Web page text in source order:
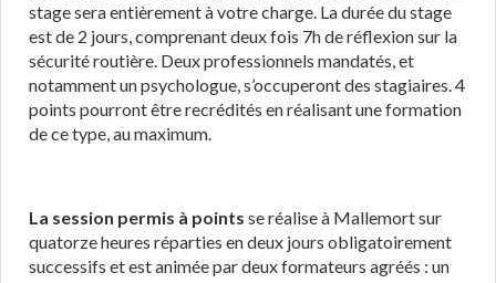
stage sera entièrement à votre charge. La durée du stage
est de 2 jours, comprenant deux fois 7h de réflexion sur la
sécurité routière. Deux professionnels mandatés, et
notamment un psychologue, s’occuperont des stagiaires. 4
points pourront être recrédités en réalisant une formation
de ce type, au maximum.
La session permis à points se réalise à Mallemort sur
quatorze heures réparties en deux jours obligatoirement
successifs et est animée par deux formateurs agréés : un